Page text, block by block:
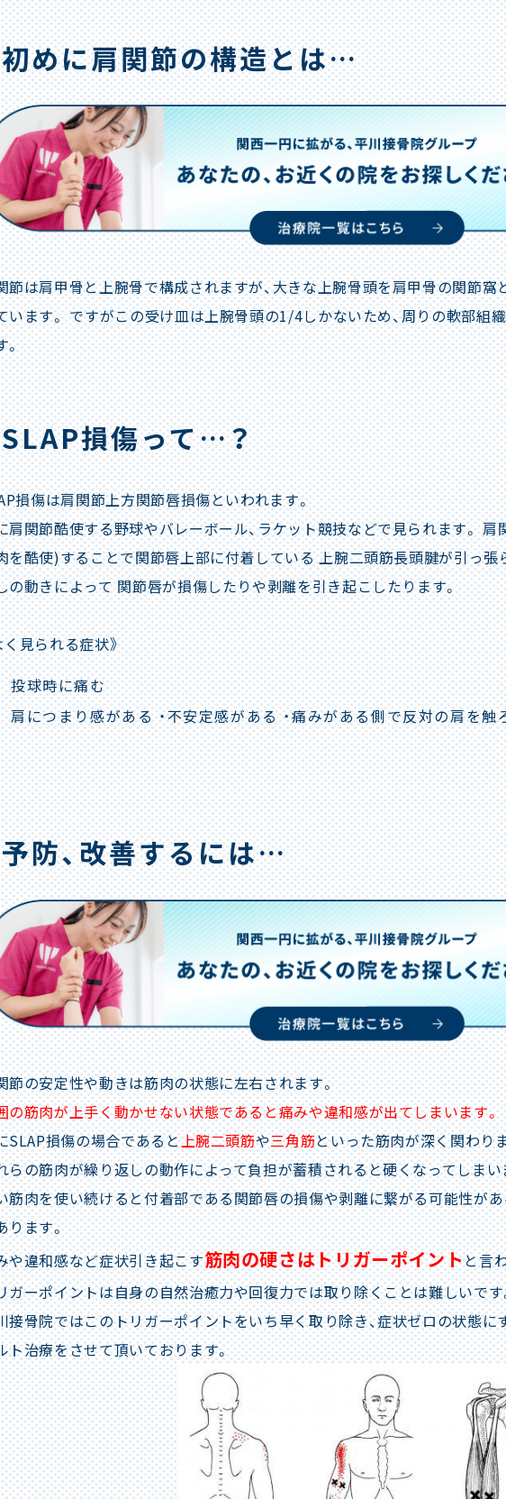
初めに肩関節の構造とは…
節は肩甲骨と上腕骨で構成されますが、大きな上腕骨頭を肩甲骨の関節
います。 ですがこの受け皿は上腕骨頭の1/4しかないため、周りの軟部組
。
SLAP損傷って…？
損傷は肩関節上方関節唇損傷といわれます。
肩関節酷使する野球やバレーボール、ラケット競技などで見られます。
を酷使)することで関節唇上部に付着している 上腕二頭筋長頭腱が引っ張
の動きによって 関節唇が損傷したりや剥離を引き起こしたります。
く見られる症状》
投球時に痛む
肩につまり感がある ・不安定感がある ・痛みがある側で反対の肩を
予防、改善するには…
節の安定性や動きは筋肉の状態に左右されます。
の筋肉が上手く動かせない状態であると痛みや違和感が出てしまいます。
SLAP損傷の場合であると上腕二頭筋や三角筋といった筋肉が深く関わり
らの筋肉が繰り返しの動作によって負担が蓄積されると硬くなってしまい
筋肉を使い続けると付着部である関節唇の損傷や剥離に繋がる可能性が
ります。
や違和感など症状引き起こす筋肉の硬さはトリガーポイントと言
ガーポイントは自身の自然治癒力や回復力では取り除くことは難しいです
接骨院ではこのトリガーポイントをいち早く取り除き、症状ゼロの状態に
ト治療をさせて頂いております。